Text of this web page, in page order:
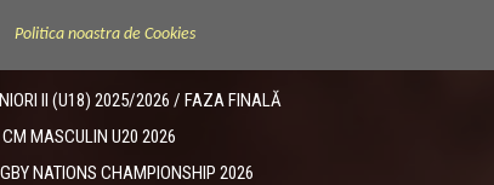
Politica noastra de Cookies
II (U18) 2025/2026 / FAZA FINALĂ
CM MASCULIN U20 2026
NATIONS CHAMPIONSHIP 2026